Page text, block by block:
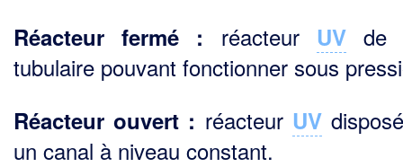
Réacteur fermé : réacteur UVde
tubulaire pouvant fonctionner sous
Réacteur ouvert : réacteur UV
un canal à niveau constant.